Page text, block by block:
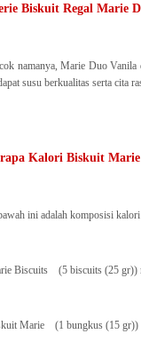
Biskuit Regal Marie
namanya, Marie Duo Vanila
susu berkualitas serta cita
Kalori Biskuit
ini adalah komposisi kalori
Biscuits (5 biscuits (25 gr))
Marie (1 bungkus (15 gr))